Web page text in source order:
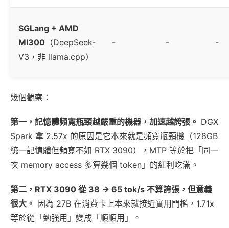
SGLang + AMD
MI300 （DeepSeek-
V3，非 llama.cpp）
- - -
幾個觀察：
第一，記憶體頻寬瓶頸越嚴重的機器，加速越誇張。 DGX
Spark 拿 2.57x 的原因是它本來就是頻寬瓶頸機（128GB
統一記憶體但頻寬不如 RTX 3090），MTP 等於把「同一
次 memory access 多算幾個 token」的紅利吃滿。
第二，RTX 3090 從 38 → 65 tok/s 不算誇張，但意義
很大。 因為 27B 在消費卡上本來就接近實用門檻，1.71x
等於從「勉強用」變成「順順用」。